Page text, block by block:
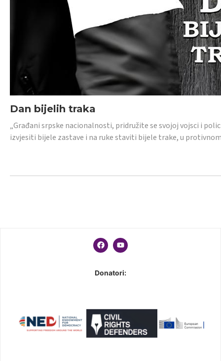
Dan bijelih traka
„Građani srpske nacionalnosti, pridružite se svojoj vojsci i
izvjesiti bijele zastave i na ruke staviti bijele trake, u
Donatori: